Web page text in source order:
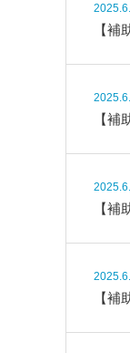
【
【
【
【